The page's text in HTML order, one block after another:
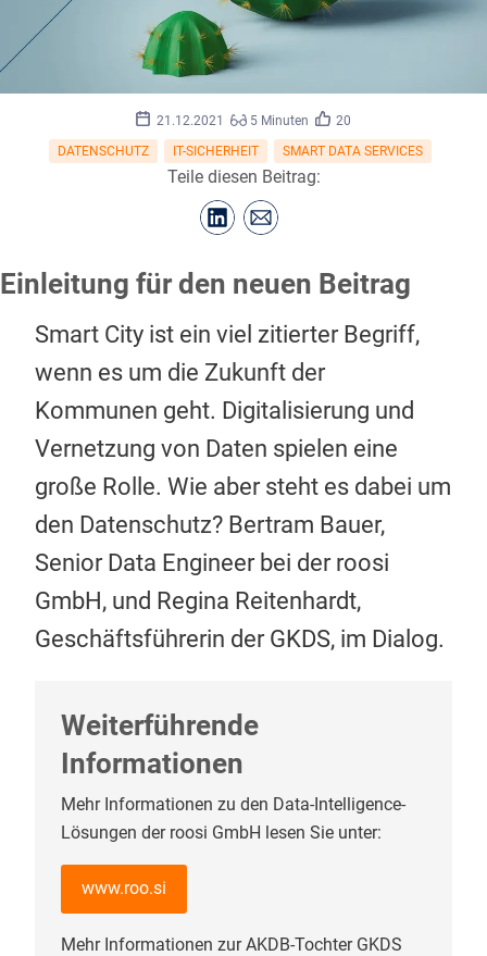
21.12.2021 5 Minuten
20
DATENSCHUTZ
IT-SICHERHEIT SMART DATA SERVICES
Teile diesen Beitrag:
Einleitung für den neuen Beitrag
Smart City ist ein viel zitierter Begriff,
wenn es um die Zukunft der
Kommunen geht. Digitalisierung und
Vernetzung von Daten spielen eine
große Rolle. Wie aber steht es dabei um
den Datenschutz? Bertram Bauer,
Senior Data Engineer bei der roosi
GmbH, und Regina Reitenhardt,
Geschäftsführerin der GKDS, im Dialog.
Weiterführende
Informationen
Mehr Informationen zu den Data-Intelligence-
Lösungen der roosi GmbH lesen Sie unter:
www.roo.si
Mehr Informationen zur AKDB-Tochter GKDS